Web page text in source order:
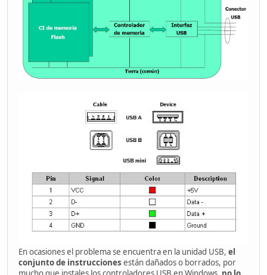
En ocasiones el problema se encuentra en la unidad USB, el
conjunto de instrucciones están dañados o borrados, por